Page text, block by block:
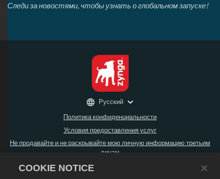
Следи за новостями, чтобы узнать о глобальном запуске!
Политика конфиденциальности
Условия предоставления услуг
Не продавайте и не раскрывайте мою личную информацию третьим
лицам
Политика возврата
Русский
COOKIE NOTICE